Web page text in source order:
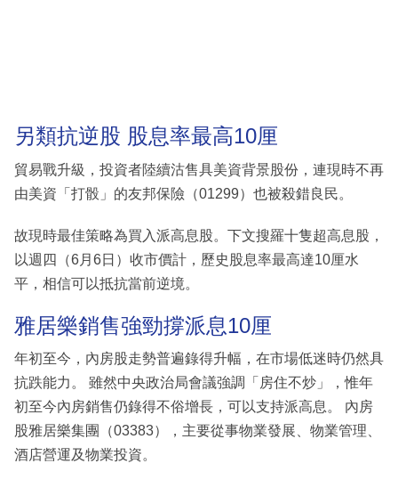
另類抗逆股 股息率最高10厘
貿易戰升級，投資者陸續沽售具美資背景股份，連現時不再
由美資「打骰」的友邦保險（01299）也被殺錯良民。
故現時最佳策略為買入派高息股。下文搜羅十隻超高息股，
以週四（6月6日）收市價計，歷史股息率最高達10厘水
平，相信可以抵抗當前逆境。
雅居樂銷售強勁撐派息10厘
年初至今，內房股走勢普遍錄得升幅，在市場低迷時仍然具
抗跌能力。 雖然中央政治局會議強調「房住不炒」，惟年
初至今內房銷售仍錄得不俗增長，可以支持派高息。 內房
股雅居樂集團（03383），主要從事物業發展、物業管理、
酒店營運及物業投資。